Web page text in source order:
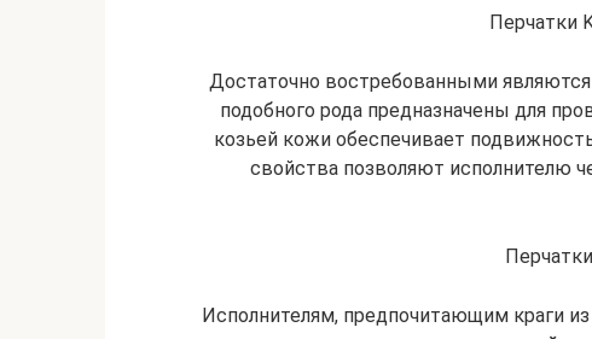
Перчатки
Достаточно востребованными
подобного рода предназначены для
козьей кожи обеспечивает
свойства позволяют исполнителю
Исполнителям, предпочитающим краги